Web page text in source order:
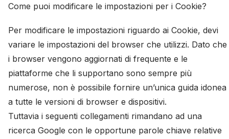
Come puoi modificare le impostazioni per i Cookie?
Per modificare le impostazioni riguardo ai Cookie, devi
variare le impostazioni del browser che utilizzi. Dato che
i browser vengono aggiornati di frequente e le
piattaforme che li supportano sono sempre più
numerose, non è possibile fornire un’unica guida idonea
a tutte le versioni di browser e dispositivi.
Tuttavia i seguenti collegamenti rimandano ad una
ricerca Google con le opportune parole chiave relative